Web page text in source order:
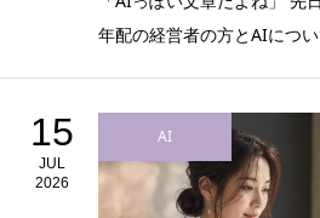
年配の経営者の方とAIにつ
15
JUL
2026
AI